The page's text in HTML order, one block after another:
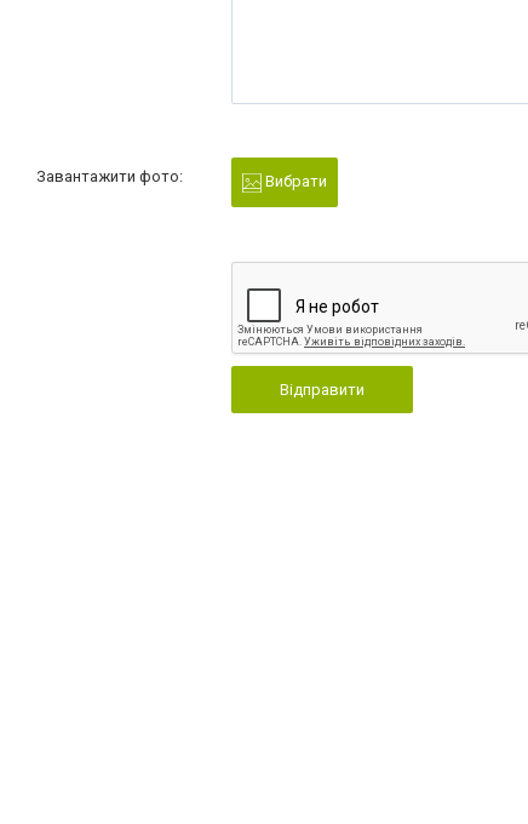
Завантажити фото: Вибрати
Відправити